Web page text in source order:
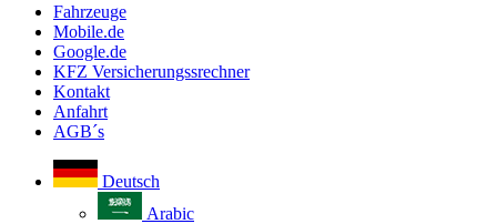
Fahrzeuge
Mobile.de
Google.de
KFZ Versicherungssrechner
Kontakt
Anfahrt
AGB´s
Deutsch
Arabic